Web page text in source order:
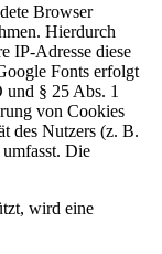
Browser
Hierdurch
IP-Adresse diese
Fonts erfolgt
§ 25 Abs. 1
von Cookies
des Nutzers (z. B.
Die
wird eine